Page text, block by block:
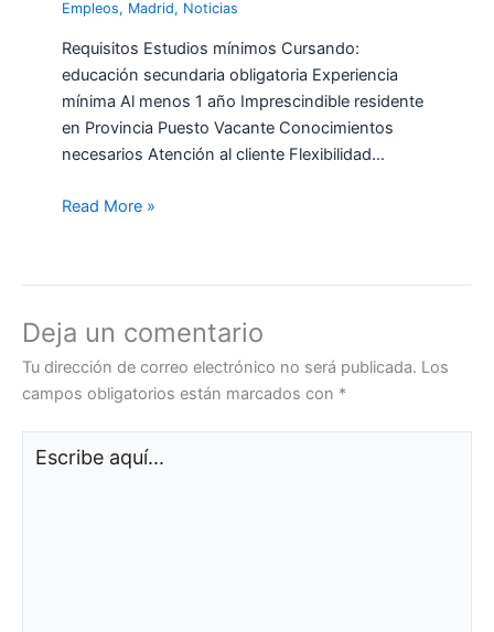
Empleos, Madrid, Noticias
Requisitos Estudios mínimos Cursando:
educación secundaria obligatoria Experiencia
mínima Al menos 1 año Imprescindible residente
en Provincia Puesto Vacante Conocimientos
necesarios Atención al cliente Flexibilidad…
Read More »
Deja un comentario
Tu dirección de correo electrónico no será publicada. Los
campos obligatorios están marcados con *
aquí...